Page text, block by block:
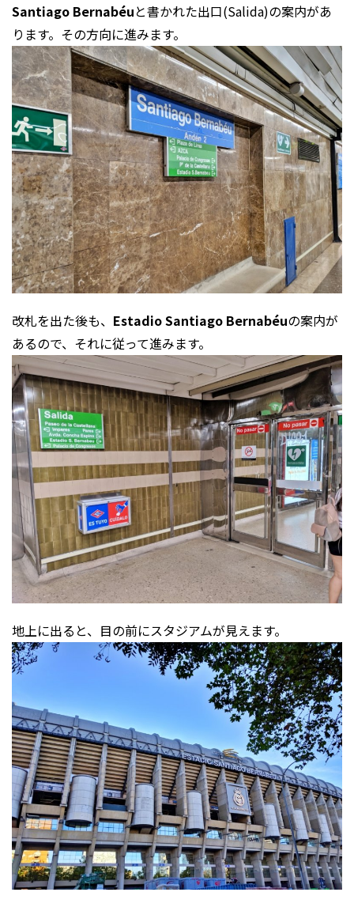
Santiago Bernabéuと書かれた出口(Salida)の案内があ
ります。その方向に進みます。
改札を出た後も、 Estadio Santiago Bernabéuの案内が
あるので、それに従って進みます。
地上に出ると、目の前にスタジアムが見えます。